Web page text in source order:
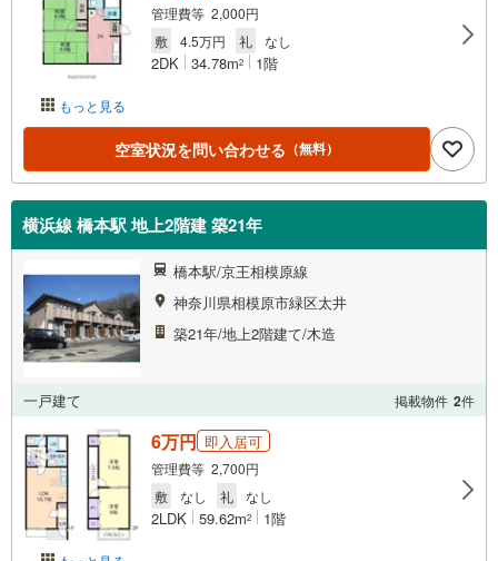
もっと見る
管理費等 2,000円
敷
4.5万円 礼 なし
2DK 34.78m2 1階
空室状況を問い合わせる （無料）
横浜線 橋本駅 地上2階建 築21年
橋本駅/京王相模原線
神奈川県相模原市緑区太井
築21年/地上2階建て/木造
一戸建て 掲載物件 2件
6万円 即入居可
管理費等 2,700円
敷
なし 礼 なし
2LDK 59.62m2 1階